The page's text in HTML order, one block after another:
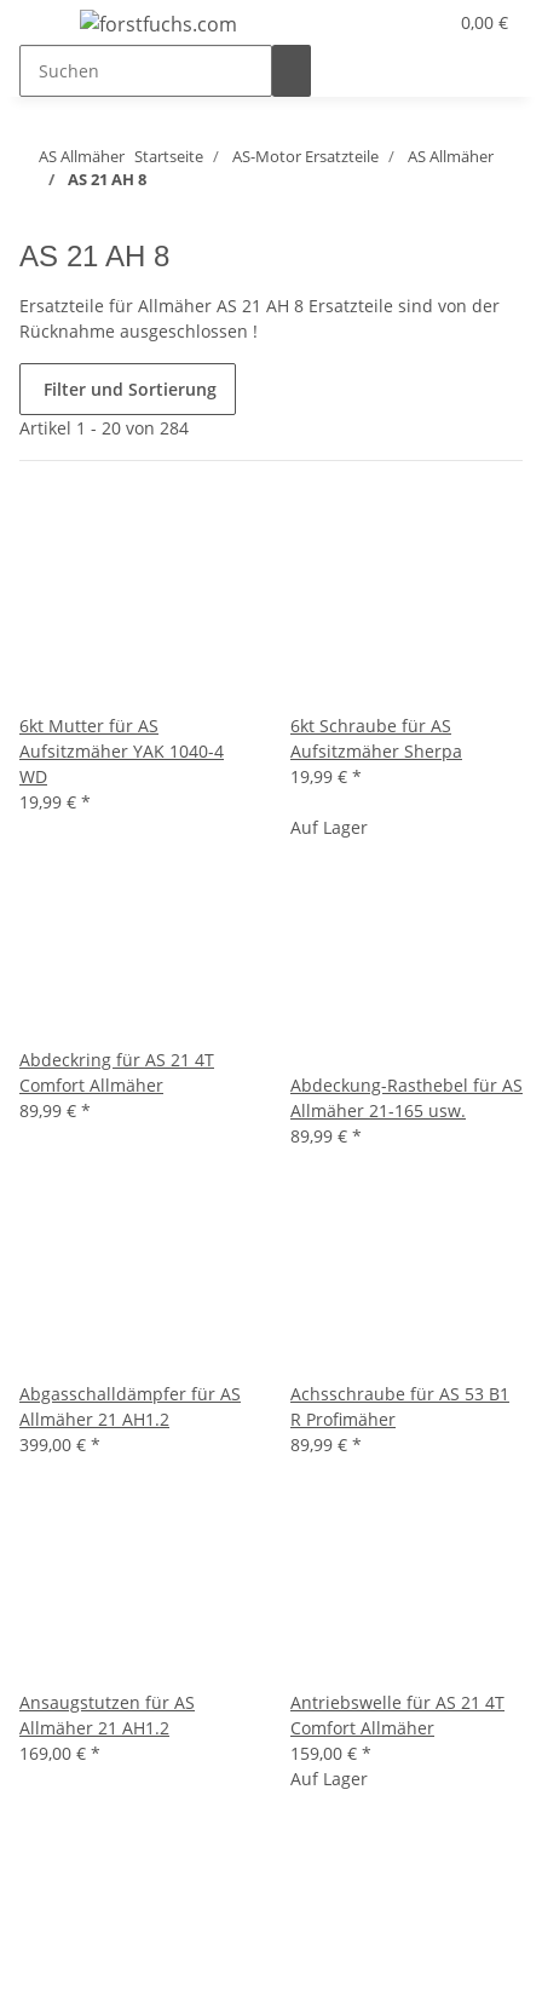
0,00 €
AS Allmäher Startseite AS-Motor Ersatzteile
AS Allmäher
AS 21 AH 8
AS 21 AH 8
Ersatzteile für Allmäher AS 21 AH 8 Ersatzteile sind von der
Rücknahme ausgeschlossen !
Filter und Sortierung
Artikel 1 - 20 von 284
6kt Mutter für AS
Aufsitzmäher YAK 1040-4
WD
19,99 € *
6kt Schraube für AS
Aufsitzmäher Sherpa
19,99 € *
Abdeckring für AS 21 4T
Comfort Allmäher
89,99 € *
Auf Lager
Abdeckung-Rasthebel für AS
Allmäher 21-165 usw.
89,99 € *
Abgasschalldämpfer für AS
Allmäher 21 AH1.2
399,00 € *
Achsschraube für AS 53 B1
R Profimäher
89,99 € *
Ansaugstutzen für AS
Allmäher 21 AH1.2
169,00 € *
Antriebswelle für AS 21 4T
Comfort Allmäher
159,00 € *
Auf Lager